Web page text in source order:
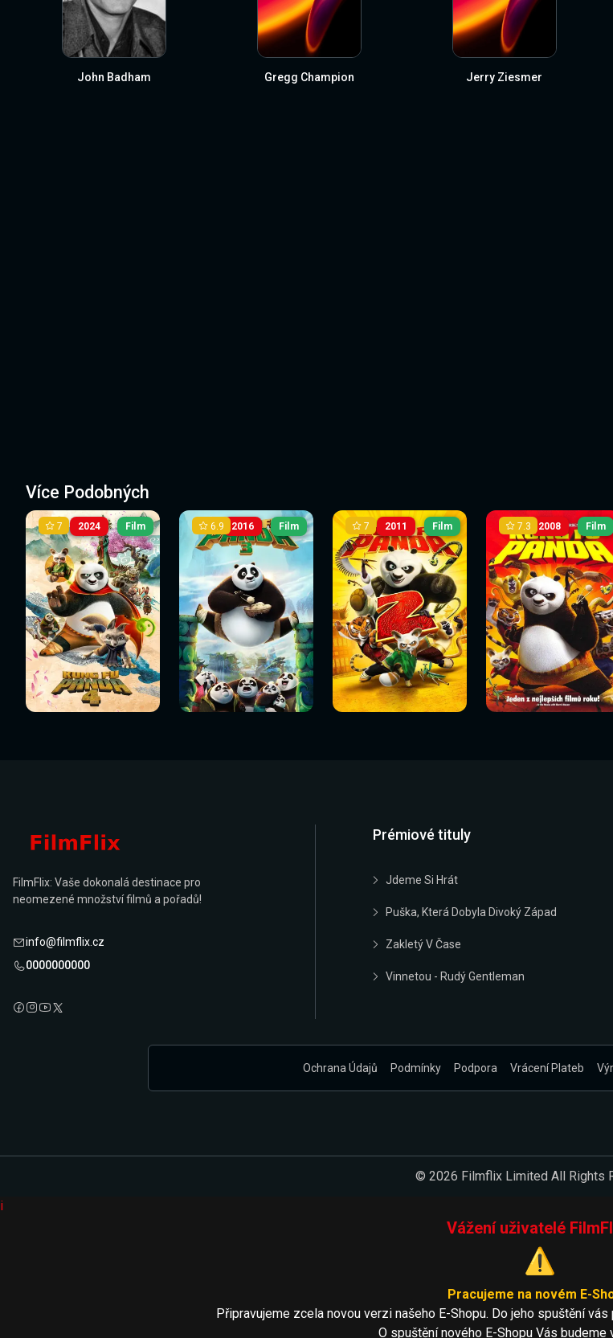
John Badham Gregg Champion Jerry Ziesmer
Více Podobných
2024
Sledovat
nyní
7 Film
Sledovat nyní
2016
Sledovat
nyní
6.9 Film
Sledovat nyní
2011
Sledovat
nyní
7 Film
Sledovat nyní
2008
Sledovat
nyní
7.3 Film
Sledovat nyní
FilmFlix: Vaše dokonalá destinace pro
neomezené množství filmů a pořadů!
info@filmflix.cz
0000000000
Prémiové tituly
Jdeme Si Hrát
Puška, Která Dobyla Divoký Západ
Zakletý V Čase
Vinnetou - Rudý Gentleman
Ochrana Údajů Podmínky Podpora Vrácení Plateb
© 2026 Filmflix Limited All Rights
i
Vážení uživatelé
⚠️
Pracujeme na novém E-
Připravujeme zcela novou verzi našeho E-Shopu. Do jeho spuštění
O spuštění nového E-Shopu Vás budeme